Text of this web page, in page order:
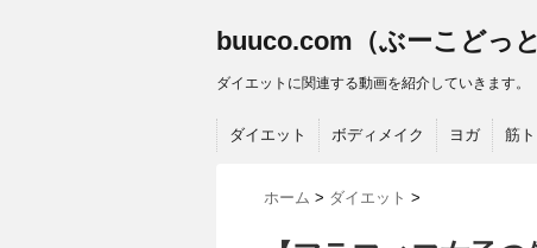
buuco.com（ぶーこどっと
ダイエットに関連する動画を紹介していきます。
ダイエット ボディメイク ヨガ 筋
ホーム > ダイエット >